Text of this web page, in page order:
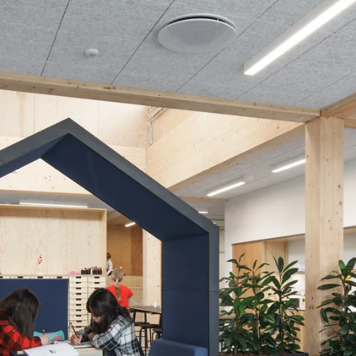
Akustikplatten vor
lagern
Troldtekt-Platten
von Troldtekt-Platten
Anstrich und Reparatur von
Schrauben
Farben
Revisionsklappe
Beschlaege
langlebig Wirksamer Brandschutz